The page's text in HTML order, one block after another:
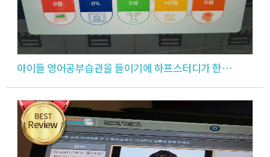
아이들 영어공부습관을 들이기에 하프스터디가 한몫 했습니다.